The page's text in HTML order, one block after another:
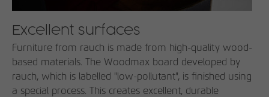
Excellent surfaces
Furniture from rauch is made from high-quality wood-
based materials. The Woodmax board developed by
rauch, which is labelled "low-pollutant", is finished using
a special process. This creates excellent, durable